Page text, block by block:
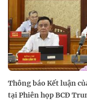
Thông báo Kết luận
tại Phiên họp BCĐ